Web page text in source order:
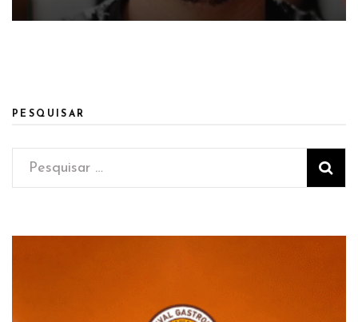
PESQUISAR
Pesquisar
por: